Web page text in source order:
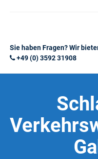
Sie haben Fragen? Wir
+49 (0) 3592 31908